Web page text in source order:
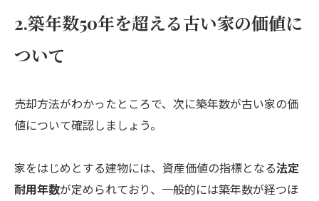
2.築年数50年を超える古い家の価値に
ついて
売却方法がわかったところで、次に築年数が古い家の価
値について確認しましょう。
家をはじめとする建物には、資産価値の指標となる法定
耐用年数が定められており、一般的には築年数が経つほ